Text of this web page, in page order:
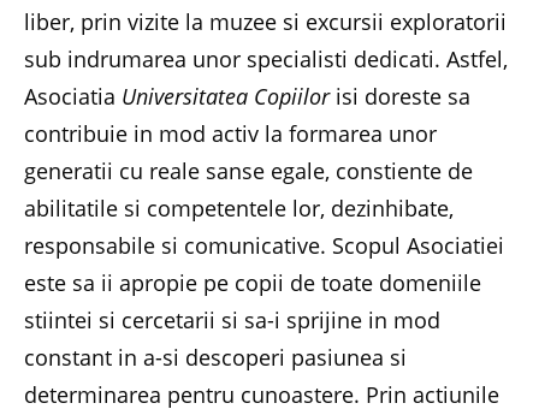
liber, prin vizite la muzee si excursii exploratorii
sub indrumarea unor specialisti dedicati. Astfel,
Asociatia Universitatea Copiilorisi doreste sa
contribuie in mod activ la formarea unor
generatii cu reale sanse egale, constiente de
abilitatile si competentele lor, dezinhibate,
responsabile si comunicative. Scopul Asociatiei
este sa ii apropie pe copii de toate domeniile
stiintei si cercetarii si sa-i sprijine in mod
constant in a-si descoperi pasiunea si
determinarea pentru cunoastere. Prin actiunile